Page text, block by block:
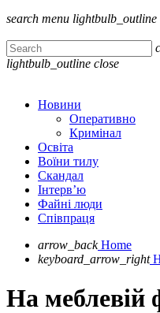
search menu lightbulb_outline
lightbulb_outline close
Новини
Оперативно
Кримінал
Освіта
Воїни тилу
Скандал
Інтерв’ю
Файні люди
Співпраця
arrow_back Home
keyboard_arrow_right
На меблевій